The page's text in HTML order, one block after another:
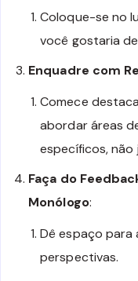
Coloque-se no
você gostaria
Enquadre com
Comece
abordar áreas
específicos, não
Faça do
Monólogo:
Dê espaço para
perspectivas.